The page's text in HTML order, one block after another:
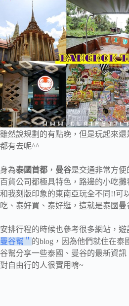
雖然說規劃的有點晚，但是玩起來
都有去呢^^
身為泰國首都 ， 曼谷是交通非常方便
百貨公司都極具特色，路邊的小吃
和我刻版印象的東南亞玩全不同!!可
吃、泰好買、泰好逛，這就是泰國曼
安排行程的時候也參考很多網站，
曼谷幫＂ 的blog，因為他們就住在泰
谷幫分享一些泰國、曼谷的最新資訊
對自由行的人很實用唷~